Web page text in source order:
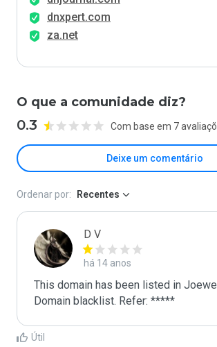
dnxpert.com
za.net
O que a comunidade diz?
0.3 Com base em 7
Deixe um comentário
Ordenar por: Recentes
D V
há 14 anos
This domain has been listed in
Domain blacklist. Refer: *****
Útil